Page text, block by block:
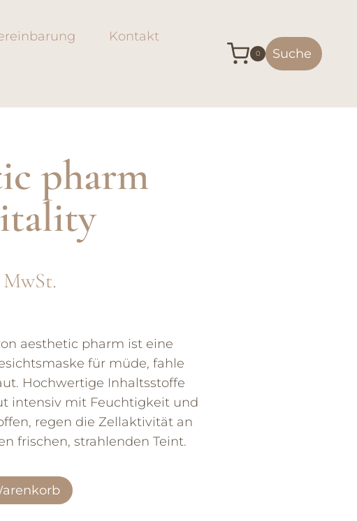
Kontakt
0 Suche
pharm
aesthetic pharm ist eine
für müde, fahle
Hochwertige Inhaltsstoffe
intensiv mit Feuchtigkeit und
regen die Zellaktivität an
frischen, strahlenden Teint.